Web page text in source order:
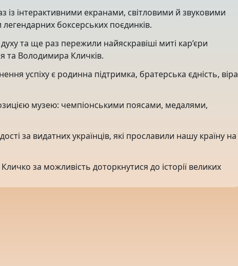
із інтерактивними екранами, світловими й звуковими
боксерських поєдинків.
та ще раз пережили найяскравіші миті кар’єри
та Володимира Кличків.
успіху є родинна підтримка, братерська єдність, віра
музею: чемпіонськими поясами, медалями,
за видатних українців, які прославили нашу країну на
за можливість доторкнутися до історії великих